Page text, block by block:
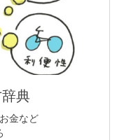
典
金など